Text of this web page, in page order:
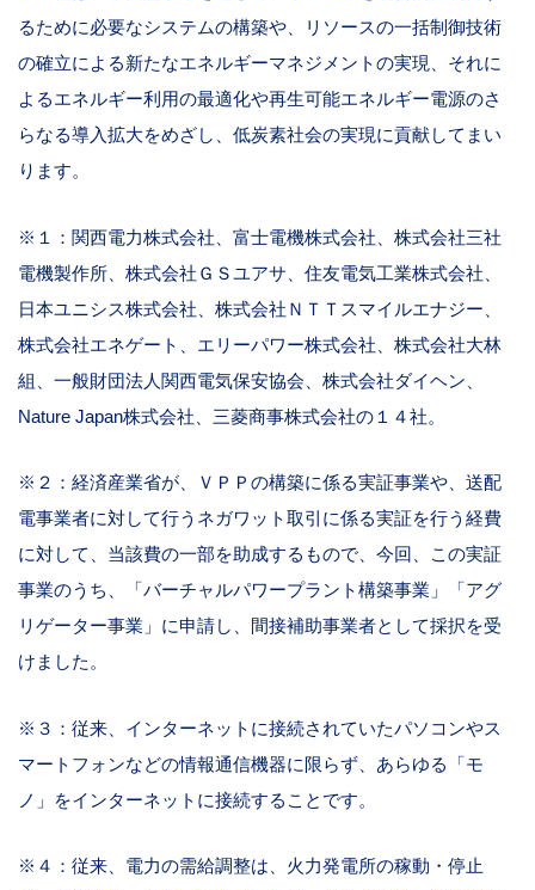
るために必要なシステムの構築や、リソースの一括制御技術
の確立による新たなエネルギーマネジメントの実現、それに
よるエネルギー利用の最適化や再生可能エネルギー電源のさ
らなる導入拡大をめざし、低炭素社会の実現に貢献してまい
ります。
※１：関西電力株式会社、富士電機株式会社、株式会社三社
電機製作所、株式会社ＧＳユアサ、住友電気工業株式会社、
日本ユニシス株式会社、株式会社ＮＴＴスマイルエナジー、
株式会社エネゲート、エリーパワー株式会社、株式会社大林
組、一般財団法人関西電気保安協会、株式会社ダイヘン、
Nature Japan株式会社、三菱商事株式会社の１４社。
※２：経済産業省が、ＶＰＰの構築に係る実証事業や、送配
電事業者に対して行うネガワット取引に係る実証を行う経費
に対して、当該費の一部を助成するもので、今回、この実証
事業のうち、「バーチャルパワープラント構築事業」「アグ
リゲーター事業」に申請し、間接補助事業者として採択を受
けました。
※３：従来、インターネットに接続されていたパソコンやス
マートフォンなどの情報通信機器に限らず、あらゆる「モ
ノ」をインターネットに接続することです。
※４：従来、電力の需給調整は、火力発電所の稼動・停止